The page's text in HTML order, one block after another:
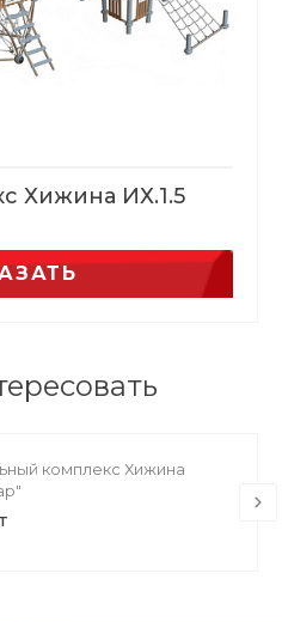
Хижина ИХ.1.5
комплекс Хижина